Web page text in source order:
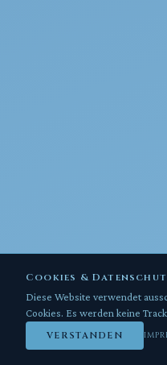
Cookies &
Diese Website verwendet
Cookies. Es werden keine
VERSTANDEN